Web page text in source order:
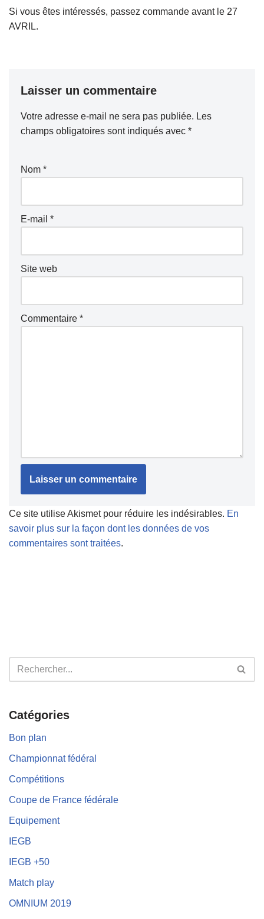
Si vous êtes intéressés, passez commande avant le 27
AVRIL.
Laisser un commentaire
Votre adresse e-mail ne sera pas publiée. Les
champs obligatoires sont indiqués avec *
Nom *
E-mail *
Site web
Commentaire *
Ce site utilise Akismet pour réduire les indésirables. En
savoir plus sur la façon dont les données de vos
commentaires sont traitées.
Catégories
Bon plan
Championnat fédéral
Compétitions
Coupe de France fédérale
Equipement
IEGB
IEGB +50
Match play
OMNIUM 2019